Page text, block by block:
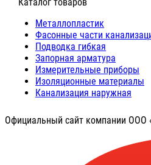
Металлопластик
Фасонные части
Подводка гибкая
Запорная арматура
Измерительные приборы
Изоляционные материалы
Канализация наружная
Официальный сайт компании ООО